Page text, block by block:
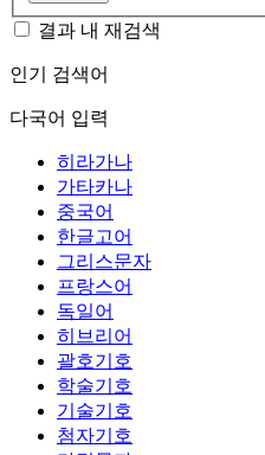
결과 내 재검색
인기 검색어
다국어 입력
히라가나
가타카나
중국어
한글고어
그리스문자
프랑스어
독일어
히브리어
괄호기호
학술기호
기술기호
첨자기호